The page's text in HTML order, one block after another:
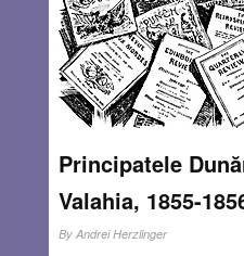
Principatele
Valahia, 1855-
By Andrei Herzlinger